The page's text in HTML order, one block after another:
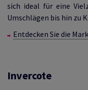
sich ideal für eine
Umschlägen bis hin zu
Entdecken Sie die
Invercote